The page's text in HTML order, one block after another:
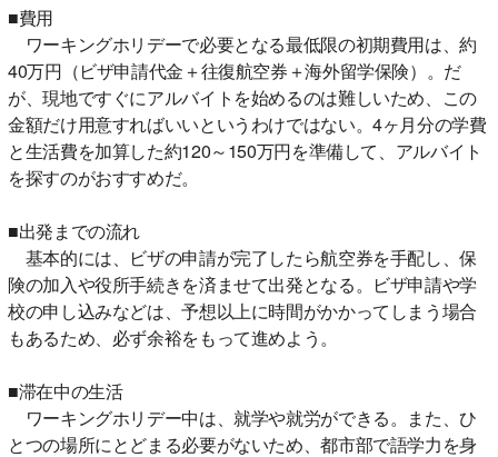
■費用
ワーキングホリデーで必要となる最低限の初期費用は、約
40万円（ビザ申請代金＋往復航空券＋海外留学保険）。だ
が、現地ですぐにアルバイトを始めるのは難しいため、この
金額だけ用意すればいいというわけではない。4ヶ月分の学費
と生活費を加算した約120～150万円を準備して、アルバイト
を探すのがおすすめだ。
■出発までの流れ
基本的には、ビザの申請が完了したら航空券を手配し、保
険の加入や役所手続きを済ませて出発となる。ビザ申請や学
校の申し込みなどは、予想以上に時間がかかってしまう場合
もあるため、必ず余裕をもって進めよう。
■滞在中の生活
ワーキングホリデー中は、就学や就労ができる。また、ひ
とつの場所にとどまる必要がないため、都市部で語学力を身